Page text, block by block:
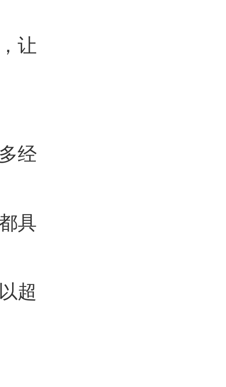
让
经
具
超